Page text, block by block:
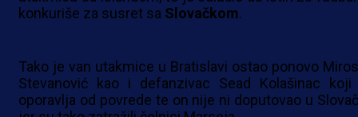
konkuriše za susret sa Slovačkom.
Tako je van utakmice u Bratislavi ostao ponovo
Stevanović kao i defanzivac Sead Kolašinac
oporavlja od povrede te on nije ni doputovao u